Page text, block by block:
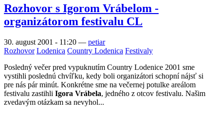
Rozhovor s Igorom Vrábelom -
organizátorom festivalu CL
30. august 2001 - 11:20 — petiar
Rozhovor Lodenica Country Lodenica Festivaly
Posledný večer pred vypuknutím Country Lodenice 2001 sme
vystihli poslednú chvíľku, kedy boli organizátori schopní nájsť si
pre nás pár minút. Konkrétne sme na večernej potulke areálom
festivalu zastihli Igora Vrábela, jedného z otcov festivalu. Našim
zvedavým otázkam sa nevyhol...